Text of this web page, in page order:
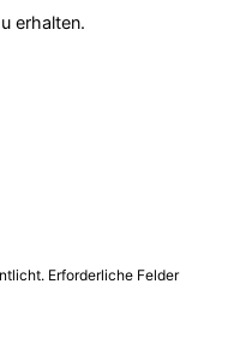
erhalten.
Erforderliche Felder